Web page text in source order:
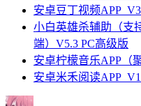
安卓豆丁视频
小白英雄杀辅助（支
端）V5.3 PC高级版
安卓柠檬音乐APP（
安卓米禾阅读